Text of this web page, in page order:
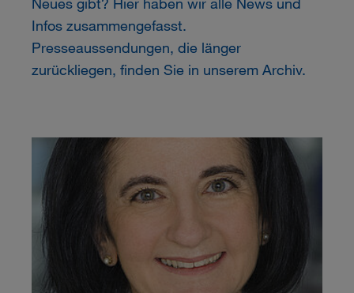
Infos zusammengefasst.
Presseaussendungen, die länger
zurückliegen, finden Sie in unserem Archiv.